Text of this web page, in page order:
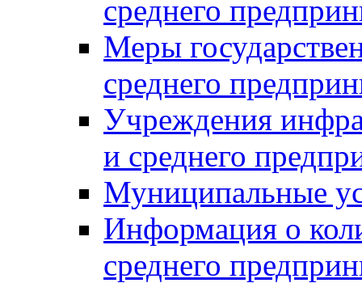
среднего
Меры
среднего
Учреждения
и среднего
Муниципальные
Информация о
среднего